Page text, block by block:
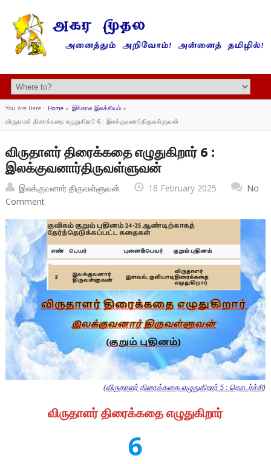
You Are Here : Home» இக்கால இலக்கியம்»
விருதாளர் திரைக்கதை எழுதுகிறார் 6 : இலக்குவனார்திருவள்ளுவன்
விருதாளர் திரைக்கதை எழுதுகிறார் 6 :
இலக்குவனார்திருவள்ளுவன்
இலக்குவனார் திருவள்ளுவன் 16 February 2025
No
Comment
(விருதாளர் திரைக்கதை எழுதுகிறார் 5 : தொடர்ச்சி)
விருதாளர் திரைக்கதை எழுதுகிறார்
6